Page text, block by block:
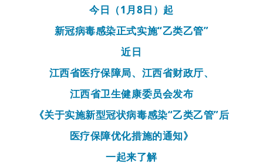
今日（1月8日）起
新冠病毒感染正式实施“乙类乙管”
近日
江西省医疗保障局、江西省财政厅、
江西省卫生健康委员会发布
《关于实施新型冠状病毒感染“乙类乙管”后
医疗保障优化措施的通知》
一起来了解